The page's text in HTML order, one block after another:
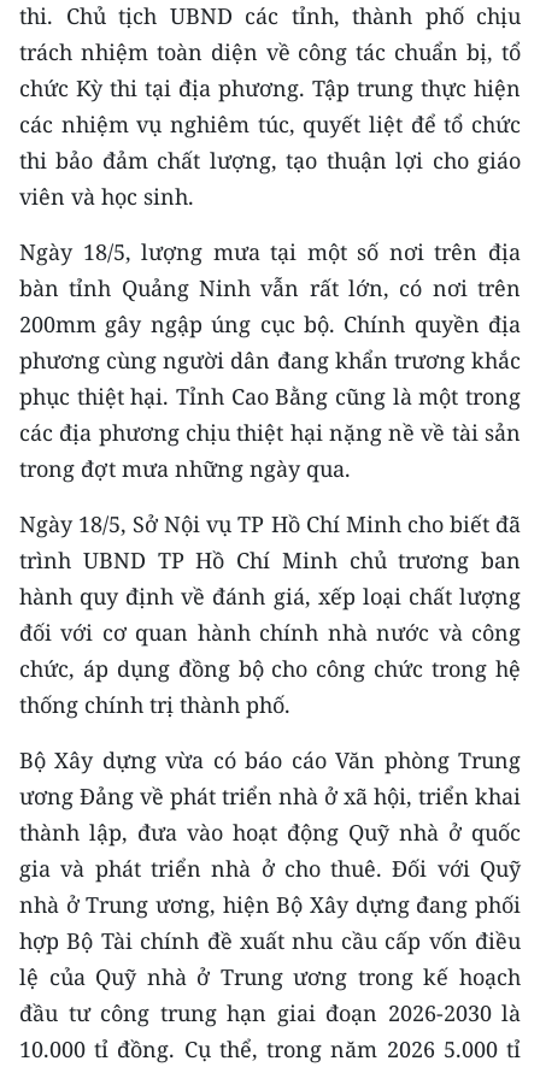
Media Pháp luật
Media Du lịch
Media Thế giới
Media Thể thao
Media Giáo dục
Media Y tế
Media Khoa học - Công nghệ
Media Môi trường
Ảnh
Infographic
TIN MỚI
TIN ĐỊA PHƯƠNG
Trung du và miền núi phía Bắc
Đồng bằng sông Hồng
Bắc Trung Bộ
Duyên hải Nam Trung Bộ và Tây
Nguyên
Đông Nam Bộ
Đồng bằng sông Cửu Long
Chuyên trang Hà Nội
thi. Chủ tịch UBND các tỉnh, thành phố chịu
trách nhiệm toàn diện về công tác chuẩn bị, tổ
chức Kỳ thi tại địa phương. Tập trung thực hiện
các nhiệm vụ nghiêm túc, quyết liệt để tổ chức
thi bảo đảm chất lượng, tạo thuận lợi cho giáo
viên và học sinh.
Ngày 18/5, lượng mưa tại một số nơi trên địa
bàn tỉnh Quảng Ninh vẫn rất lớn, có nơi trên
200mm gây ngập úng cục bộ. Chính quyền địa
phương cùng người dân đang khẩn trương khắc
phục thiệt hại. Tỉnh Cao Bằng cũng là một trong
các địa phương chịu thiệt hại nặng nề về tài sản
trong đợt mưa những ngày qua.
Ngày 18/5, Sở Nội vụ TP Hồ Chí Minh cho biết đã
trình UBND TP Hồ Chí Minh chủ trương ban
hành quy định về đánh giá, xếp loại chất lượng
đối với cơ quan hành chính nhà nước và công
chức, áp dụng đồng bộ cho công chức trong hệ
thống chính trị thành phố.
Bộ Xây dựng vừa có báo cáo Văn phòng Trung
ương Đảng về phát triển nhà ở xã hội, triển khai
thành lập, đưa vào hoạt động Quỹ nhà ở quốc
gia và phát triển nhà ở cho thuê. Đối với Quỹ
nhà ở Trung ương, hiện Bộ Xây dựng đang phối
hợp Bộ Tài chính đề xuất nhu cầu cấp vốn điều
lệ của Quỹ nhà ở Trung ương trong kế hoạch
đầu tư công trung hạn giai đoạn 2026-2030 là
10.000 tỉ đồng. Cụ thể, trong năm 2026 5.000 tỉ